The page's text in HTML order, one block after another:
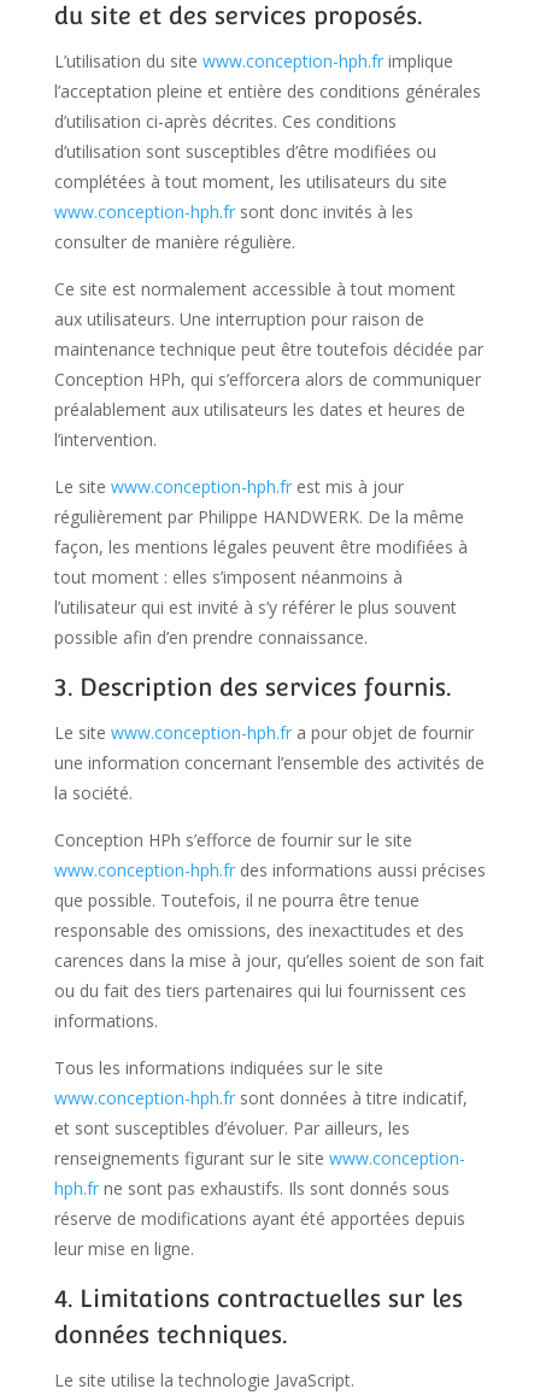
du site et des services proposés.
L’utilisation du site www.conception-hph.frimplique
l’acceptation pleine et entière des conditions générales
d’utilisation ci-après décrites. Ces conditions
d’utilisation sont susceptibles d’être modifiées ou
complétées à tout moment, les utilisateurs du site
www.conception-hph.frsont donc invités à les
consulter de manière régulière.
Ce site est normalement accessible à tout moment
aux utilisateurs. Une interruption pour raison de
maintenance technique peut être toutefois décidée par
Conception HPh, qui s’efforcera alors de communiquer
préalablement aux utilisateurs les dates et heures de
l’intervention.
Le site www.conception-hph.frest mis à jour
régulièrement par Philippe HANDWERK. De la même
façon, les mentions légales peuvent être modifiées à
tout moment : elles s’imposent néanmoins à
l’utilisateur qui est invité à s’y référer le plus souvent
possible afin d’en prendre connaissance.
3. Description des services fournis.
Le site www.conception-hph.fra pour objet de fournir
une information concernant l’ensemble des activités de
la société.
Conception HPh s’efforce de fournir sur le site
www.conception-hph.frdes informations aussi précises
que possible. Toutefois, il ne pourra être tenue
responsable des omissions, des inexactitudes et des
carences dans la mise à jour, qu’elles soient de son fait
ou du fait des tiers partenaires qui lui fournissent ces
informations.
Tous les informations indiquées sur le site
www.conception-hph.frsont données à titre indicatif,
et sont susceptibles d’évoluer. Par ailleurs, les
renseignements figurant sur le site www.conception-
hph.frne sont pas exhaustifs. Ils sont donnés sous
réserve de modifications ayant été apportées depuis
leur mise en ligne.
4. Limitations contractuelles sur les
données techniques.
Le site utilise la technologie JavaScript.